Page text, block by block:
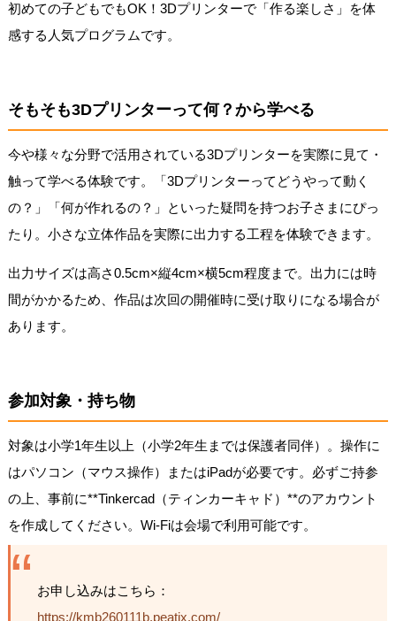
初めての子どもでもOK！3Dプリンターで「作る楽しさ」を体
感する人気プログラムです。
そもそも3Dプリンターって何？から学べる
今や様々な分野で活用されている3Dプリンターを実際に見て・
触って学べる体験です。「3Dプリンターってどうやって動く
の？」「何が作れるの？」といった疑問を持つお子さまにぴっ
たり。小さな立体作品を実際に出力する工程を体験できます。
出力サイズは高さ0.5cm×縦4cm×横5cm程度まで。出力には時
間がかかるため、作品は次回の開催時に受け取りになる場合が
あります。
参加対象・持ち物
対象は小学1年生以上（小学2年生までは保護者同伴）。操作に
はパソコン（マウス操作）またはiPadが必要です。必ずご持参
の上、事前に**Tinkercad（ティンカーキャド）**のアカウント
を作成してください。Wi-Fiは会場で利用可能です。
お申し込みはこちら：
https://kmb260111b.peatix.com/